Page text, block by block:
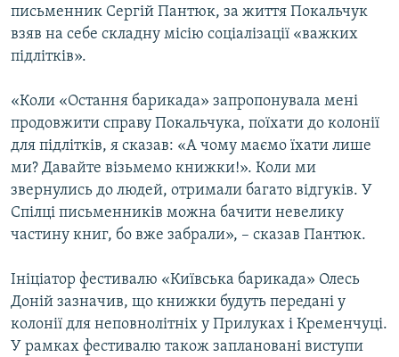
письменник Сергій Пантюк, за життя Покальчук
взяв на себе складну місію соціалізації «важких
підлітків».
«Коли «Остання барикада» запропонувала мені
продовжити справу Покальчука, поїхати до колонії
для підлітків, я сказав: «А чому маємо їхати лише
ми? Давайте візьмемо книжки!». Коли ми
звернулись до людей, отримали багато відгуків. У
Спілці письменників можна бачити невелику
частину книг, бо вже забрали», – сказав Пантюк.
Ініціатор фестивалю «Київська барикада» Олесь
Доній зазначив, що книжки будуть передані у
колонії для неповнолітніх у Прилуках і Кременчуці.
У рамках фестивалю також заплановані виступи